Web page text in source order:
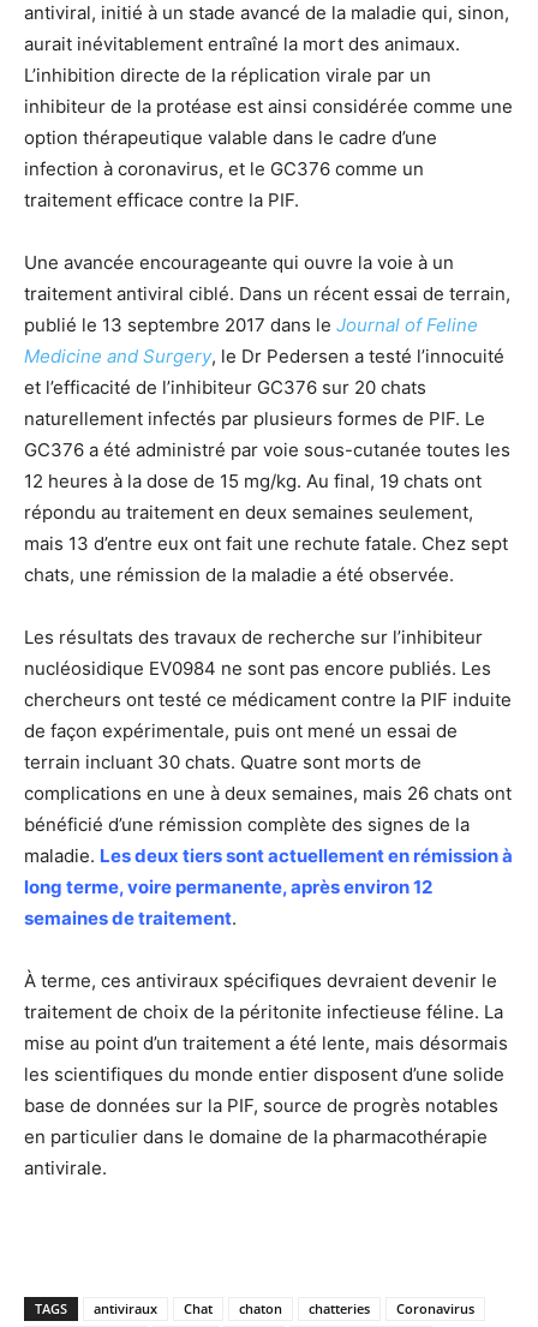
antiviral, initié à un stade avancé de la maladie qui, sinon,
aurait inévitablement entraîné la mort des animaux.
L’inhibition directe de la réplication virale par un
inhibiteur de la protéase est ainsi considérée comme une
option thérapeutique valable dans le cadre d’une
infection à coronavirus, et le GC376 comme un
traitement efficace contre la PIF.
Une avancée encourageante qui ouvre la voie à un
traitement antiviral ciblé. Dans un récent essai de terrain,
publié le 13 septembre 2017 dans le Journal of Feline
Medicine and Surgery, le Dr Pedersen a testé l’innocuité
et l’efficacité de l’inhibiteur GC376 sur 20 chats
naturellement infectés par plusieurs formes de PIF. Le
GC376 a été administré par voie sous-cutanée toutes les
12 heures à la dose de 15 mg/kg. Au final, 19 chats ont
répondu au traitement en deux semaines seulement,
mais 13 d’entre eux ont fait une rechute fatale. Chez sept
chats, une rémission de la maladie a été observée.
Les résultats des travaux de recherche sur l’inhibiteur
nucléosidique EV0984 ne sont pas encore publiés. Les
chercheurs ont testé ce médicament contre la PIF induite
de façon expérimentale, puis ont mené un essai de
terrain incluant 30 chats. Quatre sont morts de
complications en une à deux semaines, mais 26 chats ont
bénéficié d’une rémission complète des signes de la
maladie. Les deux tiers sont actuellement en rémission à
long terme, voire permanente, après environ 12
semaines de traitement.
À terme, ces antiviraux spécifiques devraient devenir le
traitement de choix de la péritonite infectieuse féline. La
mise au point d’un traitement a été lente, mais désormais
les scientifiques du monde entier disposent d’une solide
base de données sur la PIF, source de progrès notables
en particulier dans le domaine de la pharmacothérapie
antivirale.
TAGS antiviraux Chat chaton chatteries
Coronavirus